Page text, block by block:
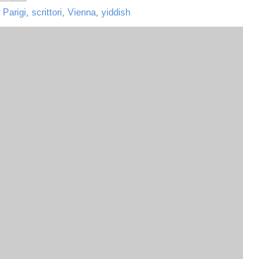
Parigi, scrittori, Vienna, yiddish